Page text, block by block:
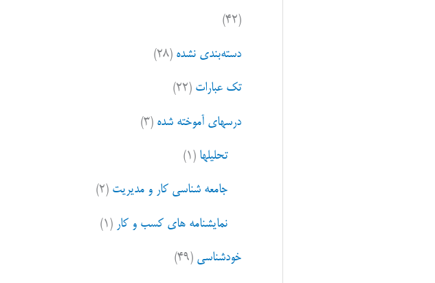
(۴۲)
دسته‌بندی نشده (۲۸)
تک عبارات (۲۲)
درسهای آموخته شده (۳)
تحلیلها (۱)
جامعه شناسی کار و مدیریت (۲)
نمایشنامه های کسب و کار (۱)
خودشناسی (۴۹)